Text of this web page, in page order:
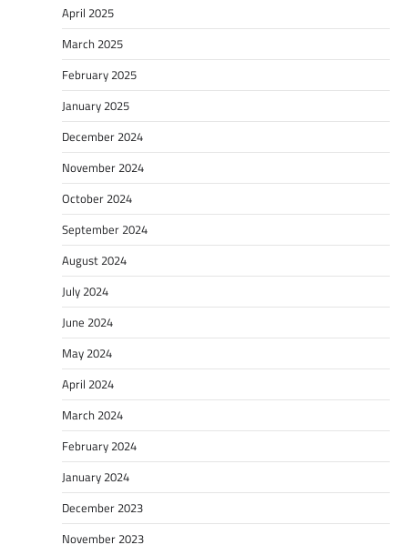
April 2025
March 2025
February 2025
January 2025
December 2024
November 2024
October 2024
September 2024
August 2024
July 2024
June 2024
May 2024
April 2024
March 2024
February 2024
January 2024
December 2023
November 2023